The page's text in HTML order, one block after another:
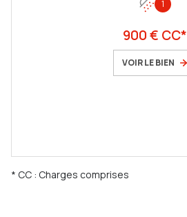
1
900 € CC*
VOIR LE BIEN
* CC : Charges comprises